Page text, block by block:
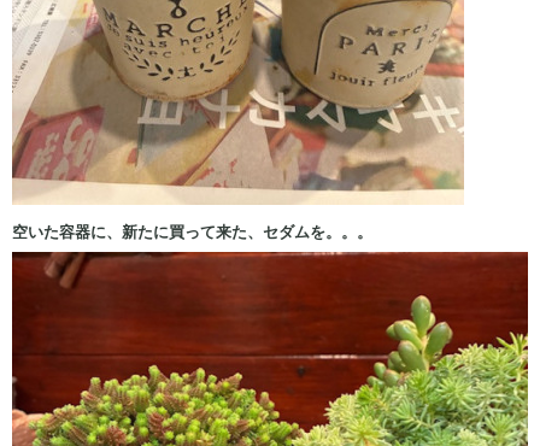
空いた容器に、新たに買って来た、セダムを。。。